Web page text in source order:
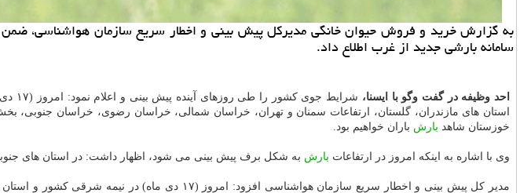
سامانه بارشی جدید از غرب اطلاع داد.
احد وظیفه در گفت وگو با ایسنا،
استان های مازندران، گلستان، ارتفاعات سمنان و تهران، خراسان شمالی، خراسان رضوی، خراسان جنوبی،
خوزستان شاهد بارش باران خواهیم بود.
وی با اشاره به اینكه امروز در ارتفاعات بارش به شكل برف پیش بینی می شود، اظهار داشت: در استان های
مدیر كل پیش بینی و اخطار سریع سازمان هواشناسی